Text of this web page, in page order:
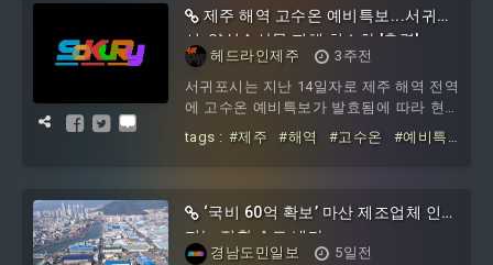
밝혔다. 식품 분야에서 트렌드 발굴과 제
품 개발, 시장 분석 과정을 하나의 AI 플랫
폼으로 통합한 것이 특징이다.푸드 AI 360
은 온라인 검색 데이터와 소비자 관심 변
화 등 다양한 정보를 실시간으로 분석해
새로운 식품 흐름을 찾아내고 향후 성장
가능
제주 해역 고수온 예비특보...서귀포
시, 양식수산물 피해 최소화 '총력'
헤드라인제주
3주전
서귀포시는 지난 14일자로 제주 해역 전역
에 고수온 예비특보가 발효됨에 따라 현장
대응반을 본격 가동하고 양식장 고수온 피
해 최소화에 총력을 기울이고 있다.먼저,
양식장 취수관 연장 사업에 5개소·10억 원
을 지원하고 있다. 또, 취수관 교체 융자사
업에 4개소·7억 원 융자를 지원 중이다.고
tags : #제주 #해역 #고수온
#예비특
‘국비 60억 확보’ 마산 제조업체 인공
지능 전환 속도 낸다
경남도민일보
5일전